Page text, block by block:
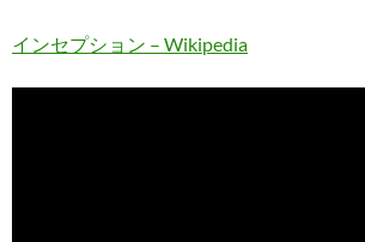
インセプション – Wikipedia